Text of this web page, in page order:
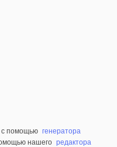
с помощью генератора
нашего редактора